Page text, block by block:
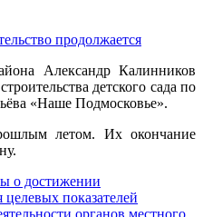
продолжается
Александр Калинников
детского сада по
«Наше Подмосковье».
летом. Их окончание
о достижении
показателей
органов местного